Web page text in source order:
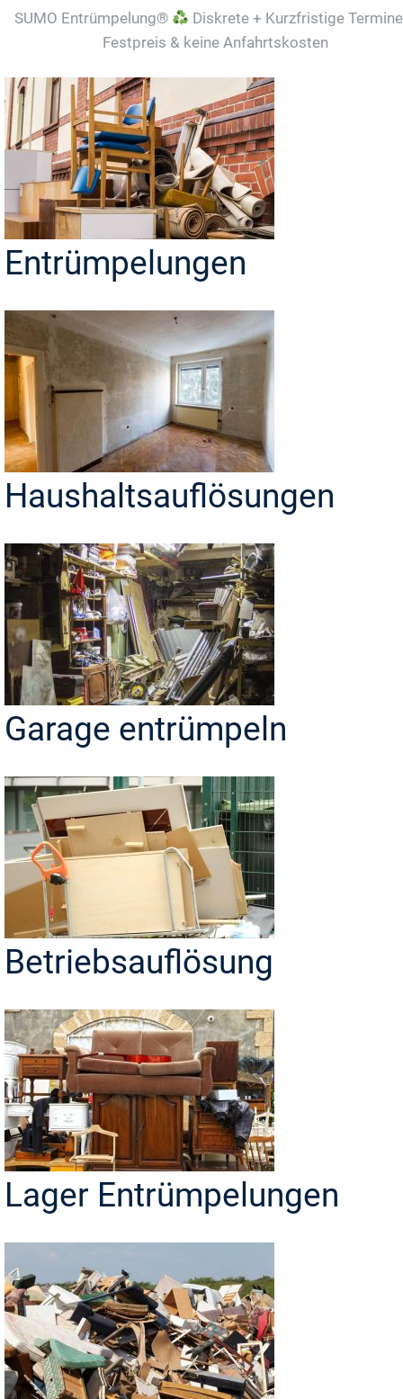
SUMO Entrümpelung®
Diskrete + Kurzfristige
Festpreis & keine Anfahrtskosten
Entrümpelungen
Haushaltsauflösungen
Garage entrümpeln
Betriebsauflösung
Lager Entrümpelungen